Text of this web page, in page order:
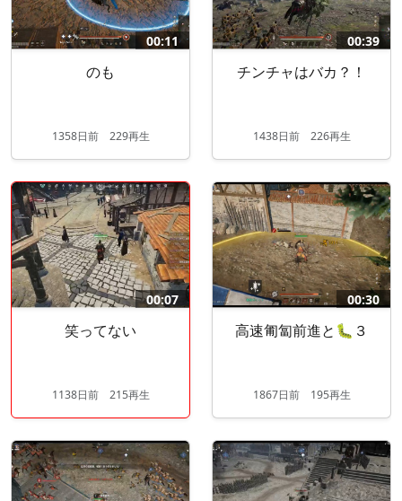
00:11
のも
1358日前229再生
00:39
チンチャはバカ？！
1438日前226再生
00:07
笑ってない
1138日前215再生
00:30
高速匍匐前進と🐛３
1867日前195再生